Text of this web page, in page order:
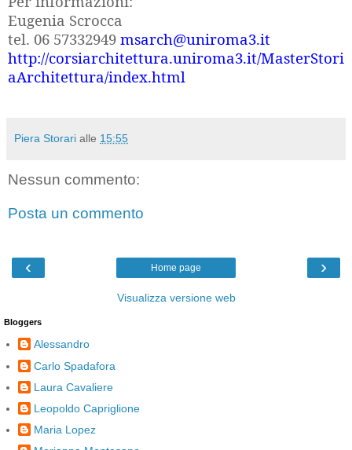
Eugenia Scrocca
tel. 06 57332949 msarch@uniroma3.it
http://corsiarchitettura.uniroma3.it/MasterStori
aArchitettura/index.html
Piera Storari alle 15:55
Nessun commento:
Posta un commento
‹ ›
Home page
Visualizza versione web
Bloggers
Alessandro
Carlo Spadafora
Laura Cavaliere
Leopoldo Capriglione
Maria Lopez